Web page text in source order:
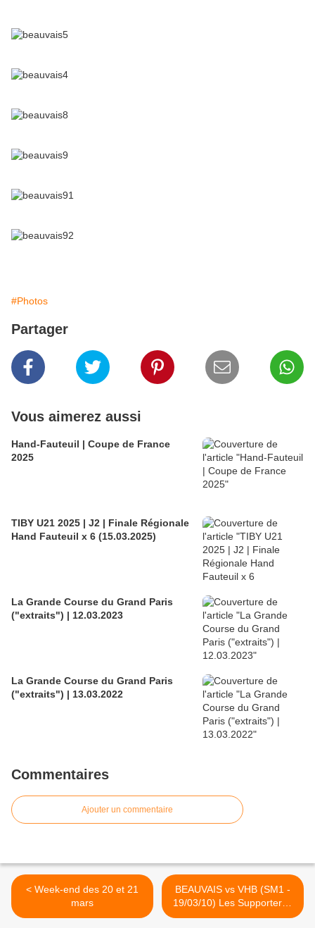
#Photos
Partager
Vous aimerez aussi
Hand-Fauteuil | Coupe de France
2025
TIBY U21 2025 | J2 | Finale Régionale
Hand Fauteuil x 6 (15.03.2025)
La Grande Course du Grand Paris
("extraits") | 12.03.2023
La Grande Course du Grand Paris
("extraits") | 13.03.2022
Commentaires
Ajouter un commentaire
< Week-end des 20 et 21
mars
BEAUVAIS vs VHB (SM1 -
19/03/10) Les Supporters..
>